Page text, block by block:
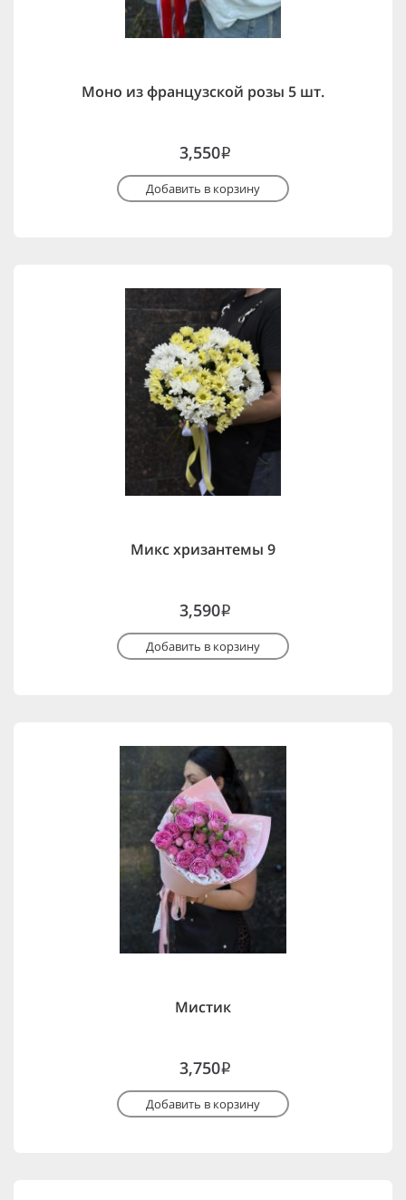
Моно из французской розы 5 шт.
3,550i
Добавить в корзину
Микс хризантемы 9
3,590i
Добавить в корзину
Мистик
3,750i
Добавить в корзину